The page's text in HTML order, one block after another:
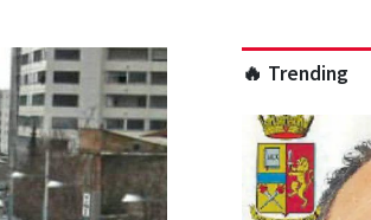
🔥 Trending